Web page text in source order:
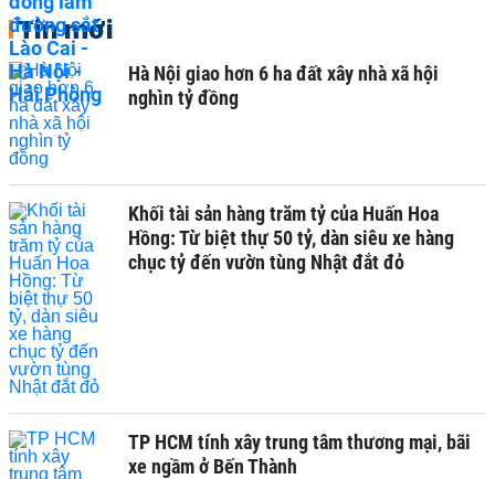
Tin mới
Hà Nội giao hơn 6 ha đất xây nhà xã hội
nghìn tỷ đồng
Khối tài sản hàng trăm tỷ của Huấn Hoa
Hồng: Từ biệt thự 50 tỷ, dàn siêu xe hàng
chục tỷ đến vườn tùng Nhật đắt đỏ
TP HCM tính xây trung tâm thương mại, bãi
xe ngầm ở Bến Thành